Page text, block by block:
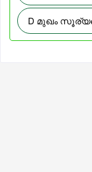
D മുഖം